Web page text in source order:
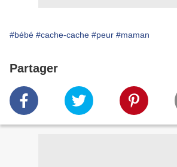
#bébé #cache-cache #peur #maman
Partager